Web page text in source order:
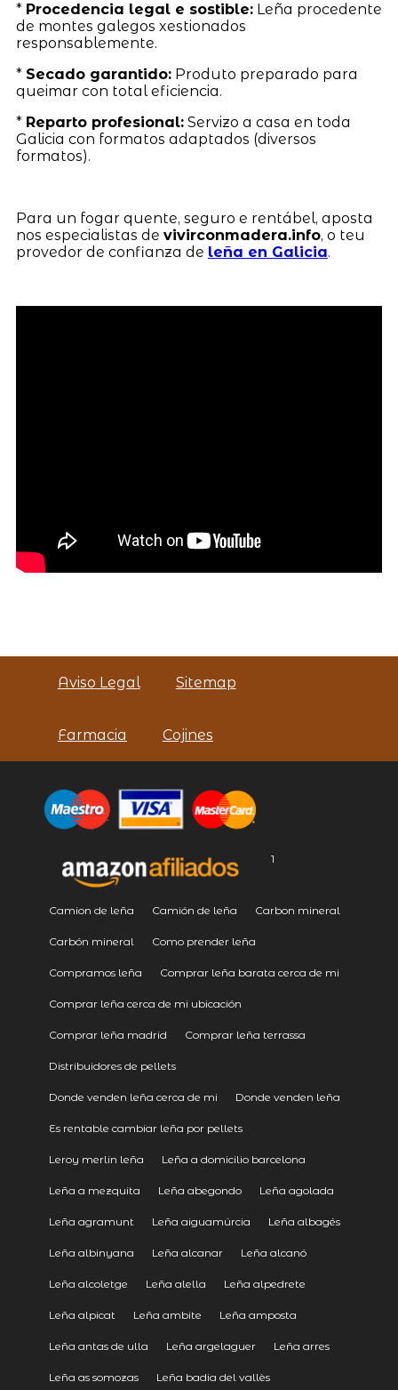
* Procedencia legal e sostible:Leña procedente
de montes galegos xestionados
responsablemente.
* Secado garantido:Produto preparado para
queimar con total eficiencia.
* Reparto profesional:Servizo a casa en toda
Galicia con formatos adaptados (diversos
formatos).
Para un fogar quente, seguro e rentábel, aposta
nos especialistas de vivirconmadera.info, o teu
provedor de confianza de leña en Galicia.
Aviso Legal Sitemap
Farmacia Cojines
1
Camion de leña Camión de leña Carbon mineral
Carbón mineral Como prender leña
Compramos leña Comprar leña barata cerca de mi
Comprar leña cerca de mi ubicación
Comprar leña madrid Comprar leña terrassa
Distribuidores de pellets
Donde venden leña cerca de mi Donde venden leña
Es rentable cambiar leña por pellets
Leroy merlin leña Leña a domicilio barcelona
Leña a mezquita Leña abegondo Leña agolada
Leña agramunt Leña aiguamúrcia Leña albagés
Leña albinyana Leña alcanar Leña alcanó
Leña alcoletge Leña alella Leña alpedrete
Leña alpicat Leña ambite Leña amposta
Leña antas de ulla Leña argelaguer Leña arres
Leña as somozas Leña badia del vallès